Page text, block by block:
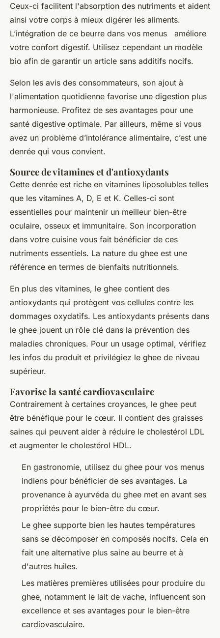
Ceux-ci facilitent l'absorption des nutriments et aident
ainsi votre corps à mieux digérer les aliments.
L’intégration de ce beurre dans vos menus améliore
votre confort digestif. Utilisez cependant un modèle
bio afin de garantir un article sans additifs nocifs.
Selon les avis des consommateurs, son ajout à
l'alimentation quotidienne favorise une digestion plus
harmonieuse. Profitez de ses avantages pour une
santé digestive optimale. Par ailleurs, même si vous
avez un problème d’intolérance alimentaire, c’est une
denrée qui vous convient.
Source de vitamines et d'antioxydants
Cette denrée est riche en vitamines liposolubles telles
que les vitamines A, D, E et K. Celles-ci sont
essentielles pour maintenir un meilleur bien-être
oculaire, osseux et immunitaire. Son incorporation
dans votre cuisine vous fait bénéficier de ces
nutriments essentiels. La nature du ghee est une
référence en termes de bienfaits nutritionnels.
En plus des vitamines, le ghee contient des
antioxydants qui protègent vos cellules contre les
dommages oxydatifs. Les antioxydants présents dans
le ghee jouent un rôle clé dans la prévention des
maladies chroniques. Pour un usage optimal, vérifiez
les infos du produit et privilégiez le ghee de niveau
supérieur.
Favorise la santé cardiovasculaire
Contrairement à certaines croyances, le ghee peut
être bénéfique pour le cœur. Il contient des graisses
saines qui peuvent aider à réduire le cholestérol LDL
et augmenter le cholestérol HDL.
En gastronomie, utilisez du ghee pour vos menus
indiens pour bénéficier de ses avantages. La
provenance à ayurvéda du ghee met en avant ses
propriétés pour le bien-être du cœur.
Le ghee supporte bien les hautes températures
sans se décomposer en composés nocifs. Cela en
fait une alternative plus saine au beurre et à
d'autres huiles.
Les matières premières utilisées pour produire du
ghee, notamment le lait de vache, influencent son
excellence et ses avantages pour le bien-être
cardiovasculaire.